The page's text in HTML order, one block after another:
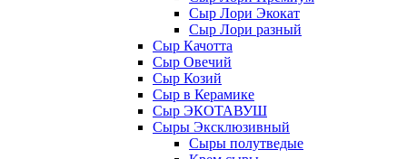
Сыр Лори Экокат
Сыр Лори разный
Сыр Качотта
Сыр Овечий
Сыр Козий
Сыр в Керамике
Сыр ЭКОТАВУШ
Сыры Эксклюзивный
Сыры полутведые